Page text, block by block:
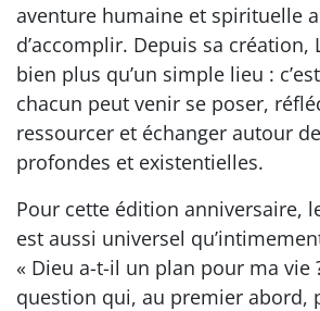
aventure humaine et spirituelle
d’accomplir. Depuis sa création,
bien plus qu’un simple lieu :
chacun peut venir se poser,
ressourcer et échanger autour
profondes et existentielles.
Pour cette édition anniversaire,
est aussi universel
« Dieu a-t-il un plan pour ma vie
question qui, au premier abord,